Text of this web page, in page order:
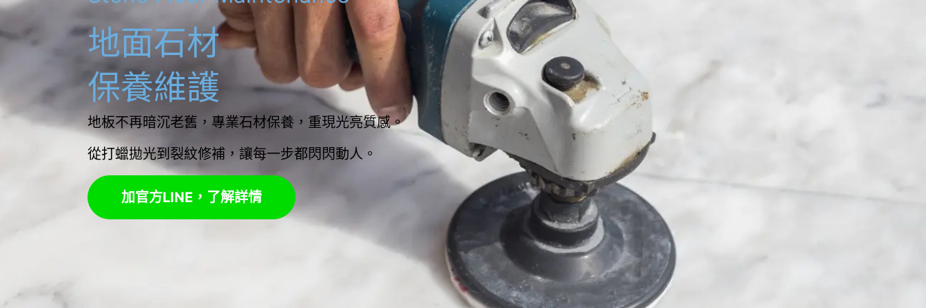
地面石材
保養維護
地板不再暗沉老舊，專業石材保養，重現光亮質感。
從打蠟拋光到裂紋修補，讓每一步都閃閃動人。
加官方LINE，了解詳情